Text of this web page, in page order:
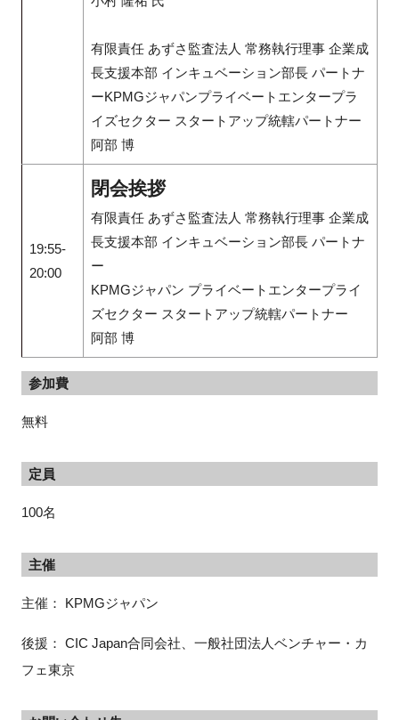
有限責任 あずさ監査法人 常務執行理事 企業成
長支援本部 インキュベーション部長 パートナ
ーKPMGジャパンプライベートエンタープラ
イズセクター スタートアップ統轄パートナー
阿部 博
19:55-
20:00
閉会挨拶
有限責任 あずさ監査法人 常務執行理事 企業成
長支援本部 インキュベーション部長 パートナ
ー
KPMGジャパン プライベートエンタープライ
ズセクター スタートアップ統轄パートナー
阿部 博
参加費
無料
定員
100名
主催
主催： KPMGジャパン
後援： CIC Japan合同会社、一般社団法人ベンチャー・カ
フェ東京